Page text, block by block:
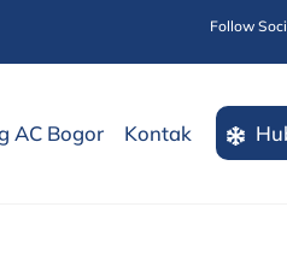
Follow
AC Bogor Kontak